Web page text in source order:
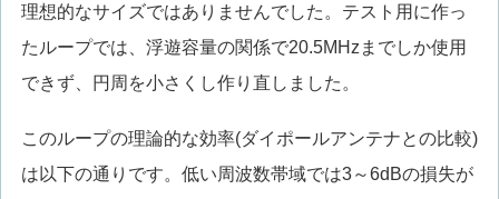
理想的なサイズではありませんでした。テスト用に作っ
たループでは、浮遊容量の関係で20.5MHzまでしか使用
できず、円周を小さくし作り直しました。
このループの理論的な効率(ダイポールアンテナとの比較)
は以下の通りです。低い周波数帯域では3～6dBの損失が